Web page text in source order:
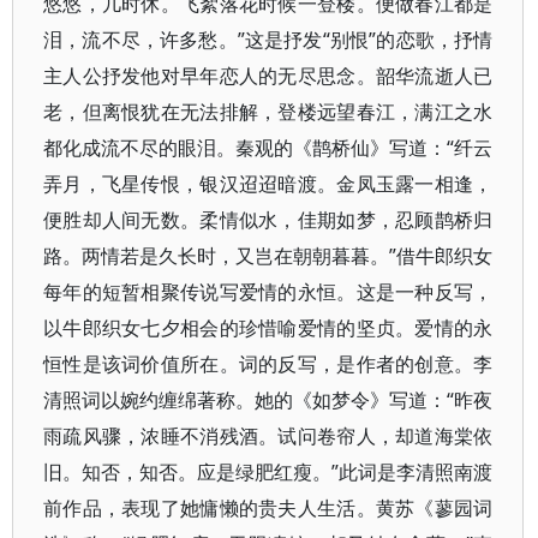
泪，流不尽，许多愁。”这是抒发“别恨”的恋歌，抒情
主人公抒发他对早年恋人的无尽思念。韶华流逝人已
老，但离恨犹在无法排解，登楼远望春江，满江之水
都化成流不尽的眼泪。秦观的《鹊桥仙》写道：“纤云
弄月，飞星传恨，银汉迢迢暗渡。金凤玉露一相逢，
便胜却人间无数。柔情似水，佳期如梦，忍顾鹊桥归
路。两情若是久长时，又岂在朝朝暮暮。”借牛郎织女
每年的短暂相聚传说写爱情的永恒。这是一种反写，
以牛郎织女七夕相会的珍惜喻爱情的坚贞。爱情的永
恒性是该词价值所在。词的反写，是作者的创意。李
清照词以婉约缠绵著称。她的《如梦令》写道：“昨夜
雨疏风骤，浓睡不消残酒。试问卷帘人，却道海棠依
旧。知否，知否。应是绿肥红瘦。”此词是李清照南渡
前作品，表现了她慵懒的贵夫人生活。黄苏《蓼园词